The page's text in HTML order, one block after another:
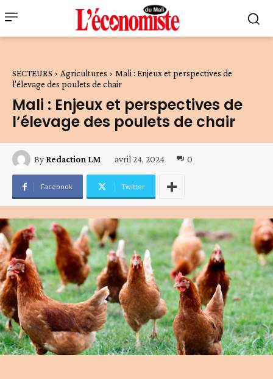
SECTEURS Agricultures
Mali : Enjeux et perspectives de
l'élevage des poulets de chair
Mali : Enjeux et perspectives de
l’élevage des poulets de chair
By Redaction LM avril 24, 2024 0
Facebook Twitter